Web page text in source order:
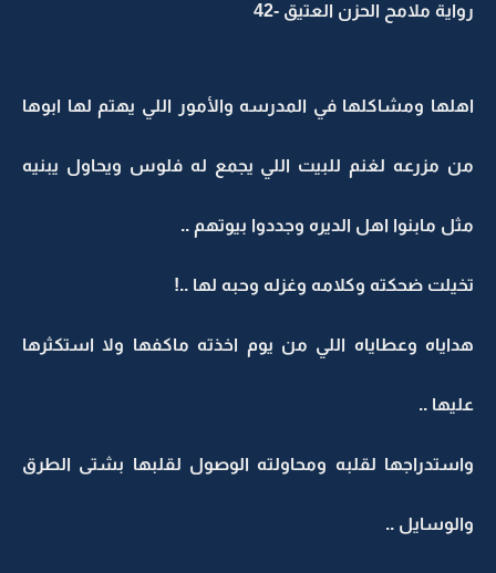
رواية ملامح الحزن العتيق -42
اهلها ومشاكلها في المدرسه والأمور اللي يهتم لها ابوها
من مزرعه لغنم للبيت اللي يجمع له فلوس ويحاول يبنيه
مثل مابنوا اهل الديره وجددوا بيوتهم ..
تخيلت ضحكته وكلامه وغزله وحبه لها ..!
هداياه وعطاياه اللي من يوم اخذته ماكفها ولا استكثرها
عليها ..
واستدراجها لقلبه ومحاولته الوصول لقلبها بشتى الطرق
والوسايل ..